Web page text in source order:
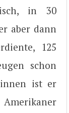
in 30
aber dann
125
schon
innen ist er